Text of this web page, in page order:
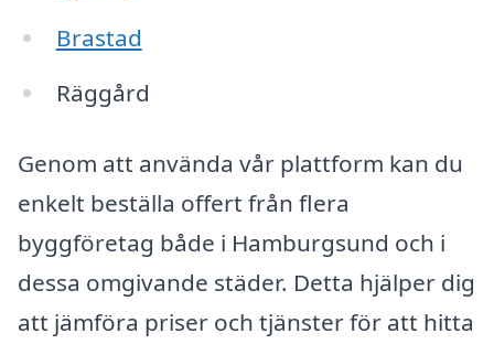
Brastad
Räggård
Genom att använda vår plattform kan du
enkelt beställa offert från flera
byggföretag både i Hamburgsund och i
dessa omgivande städer. Detta hjälper dig
att jämföra priser och tjänster för att hitta